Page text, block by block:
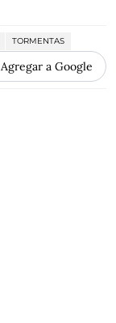
TORMENTAS
Agregar a Google